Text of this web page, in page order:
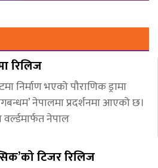
रिलिज
निर्माण भएको पौराणिक ड्रामा
नेपालमा प्रदर्शनमा आएको छ।
नेपाल
टिजर रिलिज